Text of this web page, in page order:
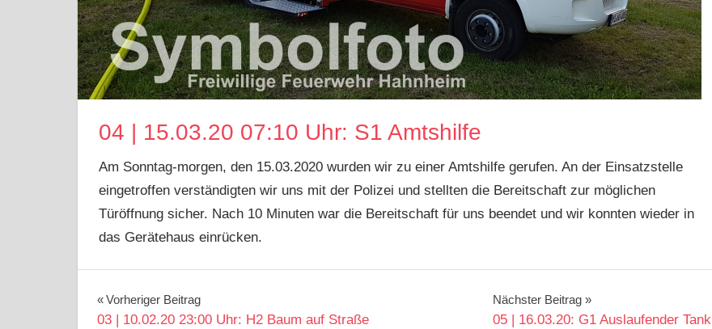
04 | 15.03.20 07:10 Uhr: S1 Amtshilfe
Am Sonntag-morgen, den 15.03.2020 wurden wir zu einer Amtshilfe gerufen. An der Einsatzstelle
eingetroffen verständigten wir uns mit der Polizei und stellten die Bereitschaft zur möglichen
Türöffnung sicher. Nach 10 Minuten war die Bereitschaft für uns beendet und wir konnten wieder in
das Gerätehaus einrücken.
Beitragsnavigation
Vorheriger Beitrag
03 | 10.02.20 23:00 Uhr: H2 Baum auf Straße
Nächster Beitrag
05 | 16.03.20: G1 Auslaufender Tank